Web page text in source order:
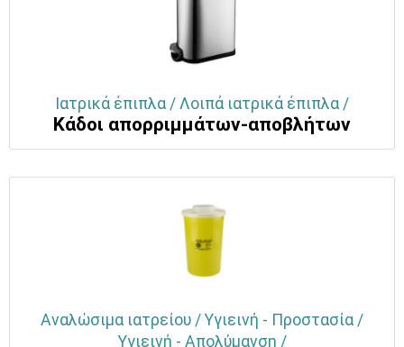
Ιατρικά έπιπλα / Λοιπά ιατρικά έπιπλα /
Κάδοι απορριμμάτων-αποβλήτων
Αναλώσιμα ιατρείου / Υγιεινή - Προστασία /
Υγιεινή - Απολύμανση /